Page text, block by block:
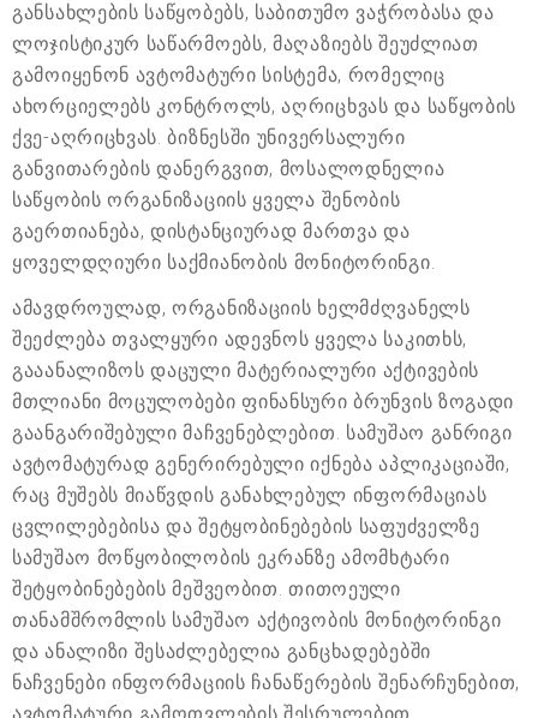
განსახლების საწყობებს, საბითუმო ვაჭრობასა და
ლოჯისტიკურ საწარმოებს, მაღაზიებს შეუძლიათ
გამოიყენონ ავტომატური სისტემა, რომელიც
ახორციელებს კონტროლს, აღრიცხვას და საწყობის
ქვე-აღრიცხვას. ბიზნესში უნივერსალური
განვითარების დანერგვით, მოსალოდნელია
საწყობის ორგანიზაციის ყველა შენობის
გაერთიანება, დისტანციურად მართვა და
ყოველდღიური საქმიანობის მონიტორინგი.
ამავდროულად, ორგანიზაციის ხელმძღვანელს
შეეძლება თვალყური ადევნოს ყველა საკითხს,
გააანალიზოს დაცული მატერიალური აქტივების
მთლიანი მოცულობები ფინანსური ბრუნვის ზოგადი
გაანგარიშებული მაჩვენებლებით. სამუშაო განრიგი
ავტომატურად გენერირებული იქნება აპლიკაციაში,
რაც მუშებს მიაწვდის განახლებულ ინფორმაციას
ცვლილებებისა და შეტყობინებების საფუძველზე
სამუშაო მოწყობილობის ეკრანზე ამომხტარი
შეტყობინებების მეშვეობით. თითოეული
თანამშრომლის სამუშაო აქტივობის მონიტორინგი
და ანალიზი შესაძლებელია განცხადებებში
ნაჩვენები ინფორმაციის ჩანაწერების შენარჩუნებით,